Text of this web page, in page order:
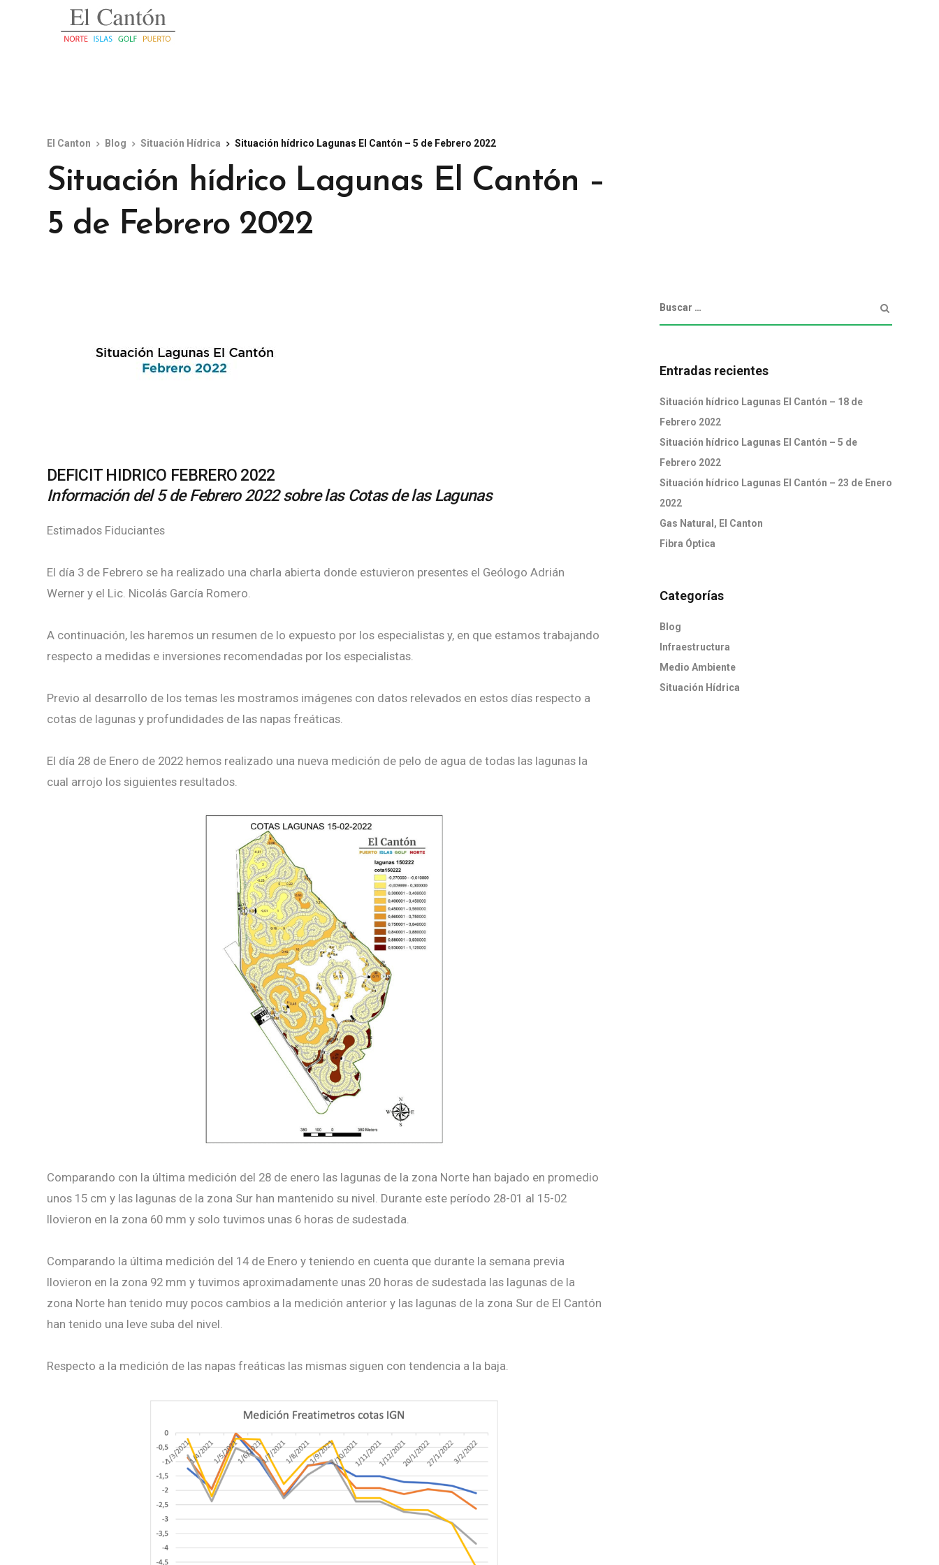
El Canton Blog Situación Hídrica Situación hídrico Lagunas El Cantón – 5 de Febrero 2022
Situación hídrico Lagunas El Cantón –
5 de Febrero 2022
DEFICIT HIDRICO FEBRERO 2022
Información del 5 de Febrero 2022 sobre las Cotas de las Lagunas
Estimados Fiduciantes
El día 3 de Febrero se ha realizado una charla abierta donde estuvieron presentes el Geólogo Adrián
Werner y el Lic. Nicolás García Romero.
A continuación, les haremos un resumen de lo expuesto por los especialistas y, en que estamos trabajando
respecto a medidas e inversiones recomendadas por los especialistas.
Previo al desarrollo de los temas les mostramos imágenes con datos relevados en estos días respecto a
cotas de lagunas y profundidades de las napas freáticas.
El día 28 de Enero de 2022 hemos realizado una nueva medición de pelo de agua de todas las lagunas la
cual arrojo los siguientes resultados.
Comparando con la última medición del 28 de enero las lagunas de la zona Norte han bajado en promedio
unos 15 cm y las lagunas de la zona Sur han mantenido su nivel. Durante este período 28-01 al 15-02
llovieron en la zona 60 mm y solo tuvimos unas 6 horas de sudestada.
Comparando la última medición del 14 de Enero y teniendo en cuenta que durante la semana previa
llovieron en la zona 92 mm y tuvimos aproximadamente unas 20 horas de sudestada las lagunas de la
zona Norte han tenido muy pocos cambios a la medición anterior y las lagunas de la zona Sur de El Cantón
han tenido una leve suba del nivel.
Respecto a la medición de las napas freáticas las mismas siguen con tendencia a la baja.
Entradas recientes
Situación hídrico Lagunas El Cantón – 18 de
Febrero 2022
Situación hídrico Lagunas El Cantón – 5 de
Febrero 2022
Situación hídrico Lagunas El Cantón – 23 de Enero
2022
Gas Natural, El Canton
Fibra Óptica
Categorías
Blog
Infraestructura
Medio Ambiente
Situación Hídrica